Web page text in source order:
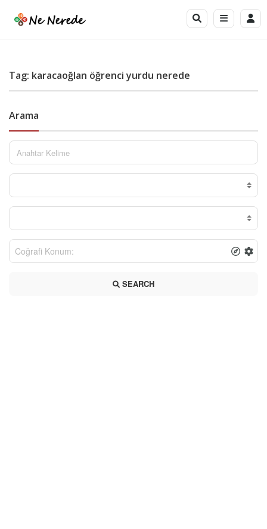
Tag: karacaoğlan öğrenci yurdu nerede
Arama
SEARCH